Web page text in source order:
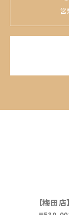
営
【梅田店】